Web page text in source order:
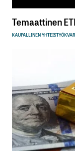
Temaattinen
KAUPALLINEN YHTEISTYÖ